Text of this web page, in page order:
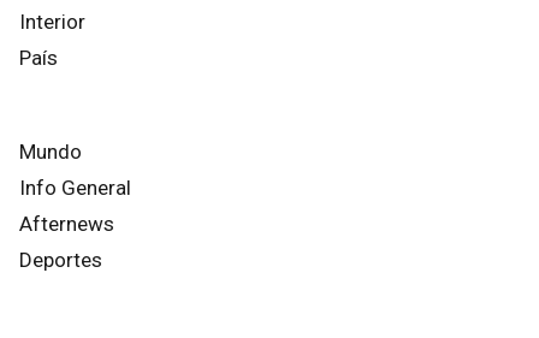
Interior
País
Mundo
Info General
Afternews
Deportes